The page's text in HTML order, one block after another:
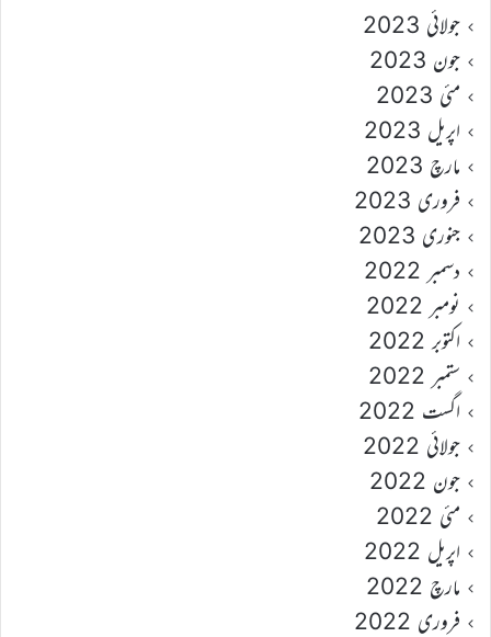
جولائی 2023
جون 2023
مئی 2023
اپریل 2023
مارچ 2023
فروری 2023
جنوری 2023
دسمبر 2022
نومبر 2022
اکتوبر 2022
ستمبر 2022
اگست 2022
جولائی 2022
جون 2022
مئی 2022
اپریل 2022
مارچ 2022
فروری 2022